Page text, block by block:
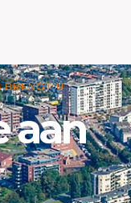
BRENGT U
aan